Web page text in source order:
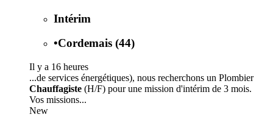
Intérim
•Cordemais (44)
Il y a 16 heures
...de services énergétiques), nous recherchons un Plombier
Chauffagiste (H/F) pour une mission d'intérim de 3 mois.
Vos missions...
New